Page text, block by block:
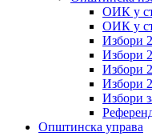
ОИК у
ОИК у
Избори
Избори
Избори
Избори
Избори
Општинска управа